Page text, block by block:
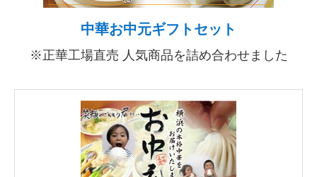
中華お中元ギフトセット
※正華工場直売 人気商品を詰め合わせました